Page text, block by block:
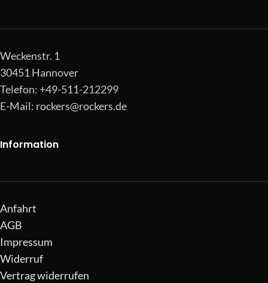
Weckenstr. 1
30451 Hannover
Telefon: +49-511-212299
E-Mail: rockers@rockers.de
Information
Anfahrt
AGB
Impressum
Widerruf
Vertrag widerrufen